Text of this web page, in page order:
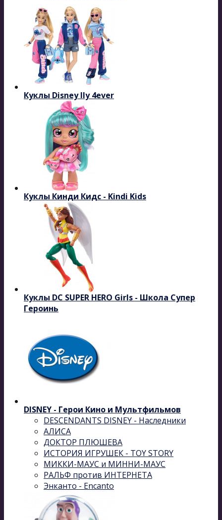
Куклы Disney Ily 4ever
Куклы Кинди Кидс - Kindi Kids
Куклы DC SUPER HERO Girls - Школа Супер
Героинь
DISNEY - Герои Кино и Мультфильмов
DESCENDANTS DISNEY - Наследники
АЛИСА
ДОКТОР ПЛЮШЕВА
ИСТОРИЯ ИГРУШЕК - TOY STORY
МИККИ-МАУС и МИННИ-МАУС
РАЛЬФ против ИНТЕРНЕТА
Энканто - Encanto